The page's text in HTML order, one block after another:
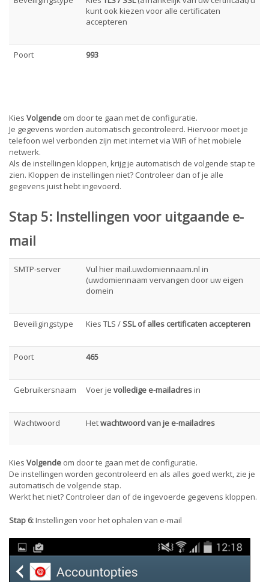
kunt ook kiezen voor alle certificaten
accepteren
Poort 993
Kies Volgende om door te gaan met de configuratie.
Je gegevens worden automatisch gecontroleerd. Hiervoor moet je
telefoon wel verbonden zijn met internet via WiFi of het mobiele
netwerk.
Als de instellingen kloppen, krijg je automatisch de volgende stap te
zien. Kloppen de instellingen niet? Controleer dan of je alle
gegevens juist hebt ingevoerd.
Stap 5: Instellingen voor uitgaande e-
mail
SMTP-server Vul hier mail.uwdomiennaam.nl in
(uwdomiennaam vervangen door uw eigen
domein
Beveiligingstype Kies TLS /SSL of alles certificaten accepteren
Poort 465
Gebruikersnaam Voer je volledige e-mailadresin
Wachtwoord Hetwachtwoord van je e-mailadres
Kies Volgende om door te gaan met de configuratie.
De instellingen worden gecontroleerd en als alles goed werkt, zie je
automatisch de volgende stap.
Werkt het niet? Controleer dan of de ingevoerde gegevens kloppen.
Stap 6:Instellingen voor het ophalen van e-mail